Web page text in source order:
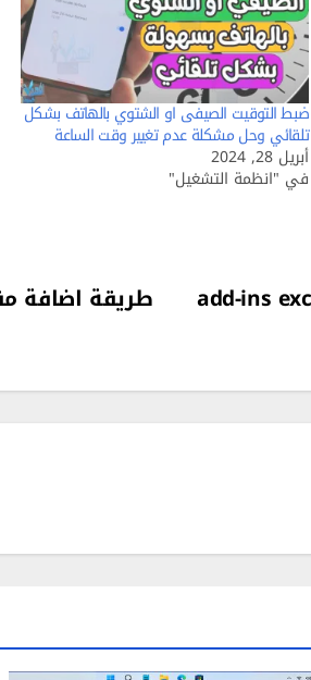
ضبط التوقيت الصيفى او الشتوي بالهاتف بشكل
تلقائي وحل مشكلة عدم تغيير وقت الساعة
أبريل 28, 2024
في "انظمة التشغيل"